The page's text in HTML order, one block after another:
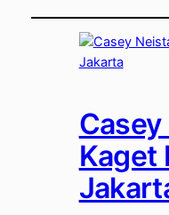
Kaget